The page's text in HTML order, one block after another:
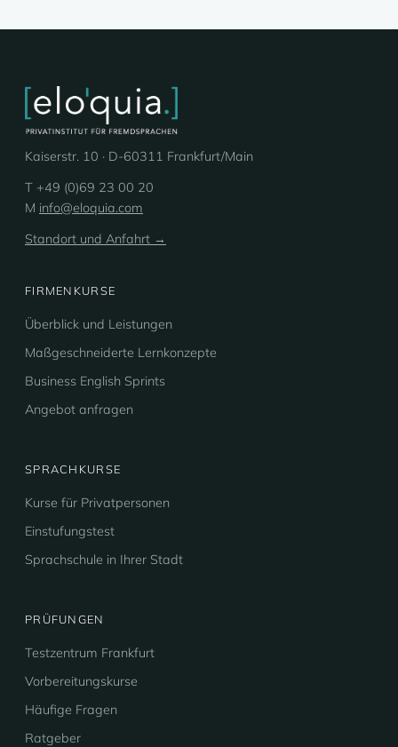
Kaiserstr. 10 · D-60311 Frankfurt/Main
T +49 (0)69 23 00 20
M info@eloquia.com
Standort und Anfahrt →
FIRMENKURSE
Überblick und Leistungen
Maßgeschneiderte Lernkonzepte
Business English Sprints
Angebot anfragen
SPRACHKURSE
Kurse für Privatpersonen
Einstufungstest
Sprachschule in Ihrer Stadt
PRÜFUNGEN
Testzentrum Frankfurt
Vorbereitungskurse
Häufige Fragen
Ratgeber